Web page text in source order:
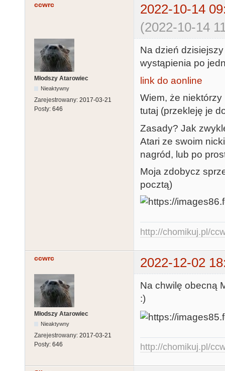
ccwrc
2022-10-14
(2022-10-14
Młodszy Atarowiec
Nieaktywny
Zarejestrowany: 2017-03-21
Posty: 646
Na dzień
wystąpienia po
link do aonline
Wiem, że
tutaj (przekleję je
Zasady? Jak
Atari ze swoim
nagród, lub po
Moja zdobycz
pocztą)
http://chomikuj.pl/
ccwrc 2022-12-02
Młodszy Atarowiec
Nieaktywny
Zarejestrowany: 2017-03-21
Posty: 646
Na chwilę obecną
:)
http://chomikuj.pl/